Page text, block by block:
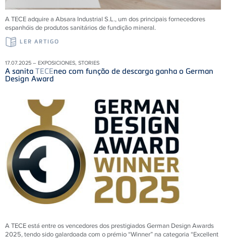
A TECE adquire a Absara Industrial S.L., um dos principais fornecedores
espanhóis de produtos sanitários de fundição mineral.
LER ARTIGO
17.07.2025 – EXPOSICIONES, STORIES
A sanita TECEneo com função de descarga ganha o German
Design Award
A TECE está entre os vencedores dos prestigiados German Design Awards
2025, tendo sido galardoada com o prémio “Winner” na categoria “Excellent